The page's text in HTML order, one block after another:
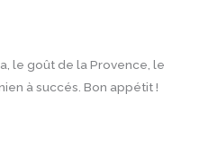
le goût de la Provence, le
à succés. Bon appétit !